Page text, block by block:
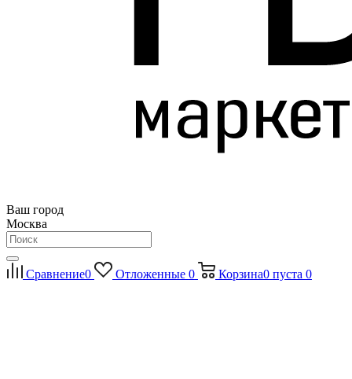
Ваш город
Москва
Сравнение0 Отложенные 0 Корзина0 пуста 0